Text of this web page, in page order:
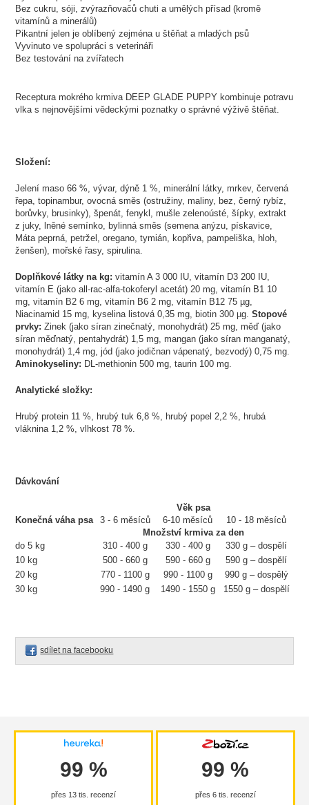
Bez cukru, sóji, zvýrazňovačů chuti a umělých přísad (kromě
vitamínů a minerálů)
Pikantní jelen je oblíbený zejména u štěňat a mladých psů
Vyvinuto ve spolupráci s veterináři
Bez testování na zvířatech
Receptura mokrého krmiva DEEP GLADE PUPPY kombinuje potravu
vlka s nejnovějšími vědeckými poznatky o správné výživě štěňat.
Složení:
Jelení maso 66 %, vývar, dýně 1 %, minerální látky, mrkev, červená
řepa, topinambur, ovocná směs (ostružiny, maliny, bez, černý rybíz,
borůvky, brusinky), špenát, fenykl, mušle zelenoústé, šípky, extrakt
z juky, lněné semínko, bylinná směs (semena anýzu, pískavice,
Máta peprná, petržel, oregano, tymián, kopřiva, pampeliška, hloh,
ženšen), mořské řasy, spirulina.
Doplňkové látky na kg: vitamín A 3 000 IU, vitamín D3 200 IU,
vitamín E (jako all-rac-alfa-tokoferyl acetát) 20 mg, vitamín B1 10
mg, vitamín B2 6 mg, vitamín B6 2 mg, vitamín B12 75 µg,
Niacinamid 15 mg, kyselina listová 0,35 mg, biotin 300 µg.Stopové
prvky: Zinek (jako síran zinečnatý, monohydrát) 25 mg, měď (jako
síran měďnatý, pentahydrát) 1,5 mg, mangan (jako síran manganatý,
monohydrát) 1,4 mg, jód (jako jodičnan vápenatý, bezvodý) 0,75 mg.
Aminokyseliny: DL-methionin 500 mg, taurin 100 mg.
Analytické složky:
Hrubý protein 11 %, hrubý tuk 6,8 %, hrubý popel 2,2 %, hrubá
vláknina 1,2 %, vlhkost 78 %.
Dávkování
Konečná váha psa
Věk psa
3 - 6 měsíců
6-10 měsíců
10 - 18 měsíců
Množství krmiva za den
do 5 kg
310 - 400 g 330 - 400 g
330 g – dospělí
10 kg
500 - 660 g 590 - 660 g
590 g – dospělí
20 kg
770 - 1100 g 990 - 1100 g
990 g – dospělý
30 kg
990 - 1490 g 1490 - 1550 g 1550 g – dospělí
sdílet na facebooku
99 %
přes 13 tis. recenzí
99 %
přes 6 tis. recenzí